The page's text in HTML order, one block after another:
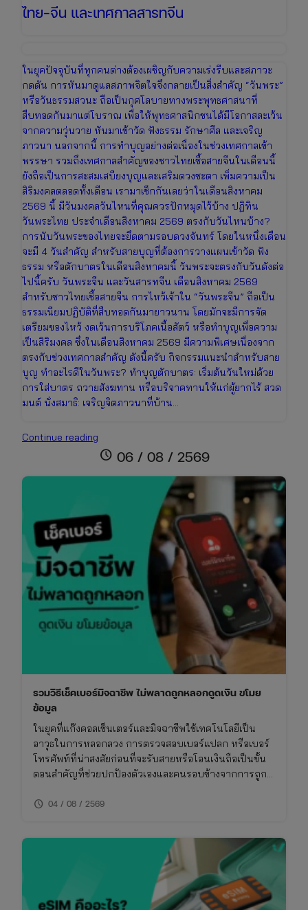
ไทย-จีน และเทศกาลสารทจีน
ในยุคปัจจุบันที่ทุกคนต่างต้องเผชิญกับความเร่งรีบและสภาวะ
กดดัน การหันมาดูแลสภาพจิตใจจึงกลายเป็นสิ่งสำคัญ “วันพระ”
หรือวันธรรมสวนะ ถือเป็นกุศโลบายทางพระพุทธศาสนาที่
สืบทอดกันมาแต่โบราณ เพื่อให้พุทธศาสนิกชนได้มีโอกาสละเว้น
จากความวุ่นวาย หันมาเข้าวัด ฟังธรรม รักษาศีล และเจริญ
ภาวนา นอกจากนี้ การทำบุญอย่างต่อเนื่องในช่วงเทศกาลเข้า
พรรษา รวมถึงเทศกาลสำคัญของชาวไทยเชื้อสายจีนในเดือนนี้
ยังถือเป็นการสะสมเสบียงบุญและเสริมดวงชะตา เพิ่มความเป็น
สิริมงคลตลอดทั้งเดือน เรามาเช็กกันเลยว่าในเดือนสิงหาคม
2569 นี้ มีวันมงคลวันไหนที่คุณควรปักหมุดไว้บ้าง ปฏิทิน
วันพระไทย ประจำเดือนสิงหาคม 2569 ตรงกับวันไหนบ้าง?
การนับวันพระของไทยจะยึดตามรอบดวงจันทร์ โดยในหนึ่งเดือน
จะมี 4 วันสำคัญ สำหรับสายบุญที่ต้องการวางแผนเข้าวัด ฟัง
ธรรม หรือตักบาตรในเดือนสิงหาคมนี้ วันพระจะตรงกับวันดังต่อ
ไปนี้ครับ วันพระจีน และวันสารทจีน เดือนสิงหาคม 2569
สำหรับชาวไทยเชื้อสายจีน การไหว้เจ้าใน “วันพระจีน” ถือเป็น
ธรรมเนียมปฏิบัติที่สืบทอดกันมายาวนาน โดยมักจะมีการจัด
เตรียมของไหว้ งดเว้นการบริโภคเนื้อสัตว์ หรือทำบุญเพื่อความ
เป็นสิริมงคล ซึ่งในเดือนสิงหาคม 2569 มีความพิเศษเนื่องจาก
ตรงกับช่วงเทศกาลสำคัญ ดังนี้ครับ กิจกรรมแนะนำสำหรับสาย
บุญ ทำอะไรดีในวันพระ? ทำบุญตักบาตร: เริ่มต้นวันใหม่ด้วย
การใส่บาตร ถวายสังฆทาน หรือบริจาคทานให้แก่ผู้ยากไร้ สวด
มนต์ นั่งสมาธิ: เจริญจิตภาวนาที่บ้าน…
Continue reading
วันพระ
เช็ก
วัน
มงคล
ไทย-
จีน
และ
เทศกาล
สารท
schedule 06 / 08 / 2569
รวมวิธีเช็คเบอร์มิจฉาชีพ ไม่พลาดถูกหลอกดูดเงิน ขโมย
ข้อมูล
ในยุคที่แก๊งคอลเซ็นเตอร์และมิจฉาชีพใช้เทคโนโลยีเป็น
อาวุธในการหลอกลวง การตรวจสอบเบอร์แปลก หรือเบอร์
โทรศัพท์ที่น่าสงสัยก่อนที่จะรับสายหรือโอนเงินถือเป็นขั้น
ตอนสำคัญที่ช่วยปกป้องตัวเองและคนรอบข้างจากการถูก
ต้องและใช้เครื่องมือที่เหมาะสม บทความนี้จึงรวบรวมวิธี
schedule 04 / 08 / 2569